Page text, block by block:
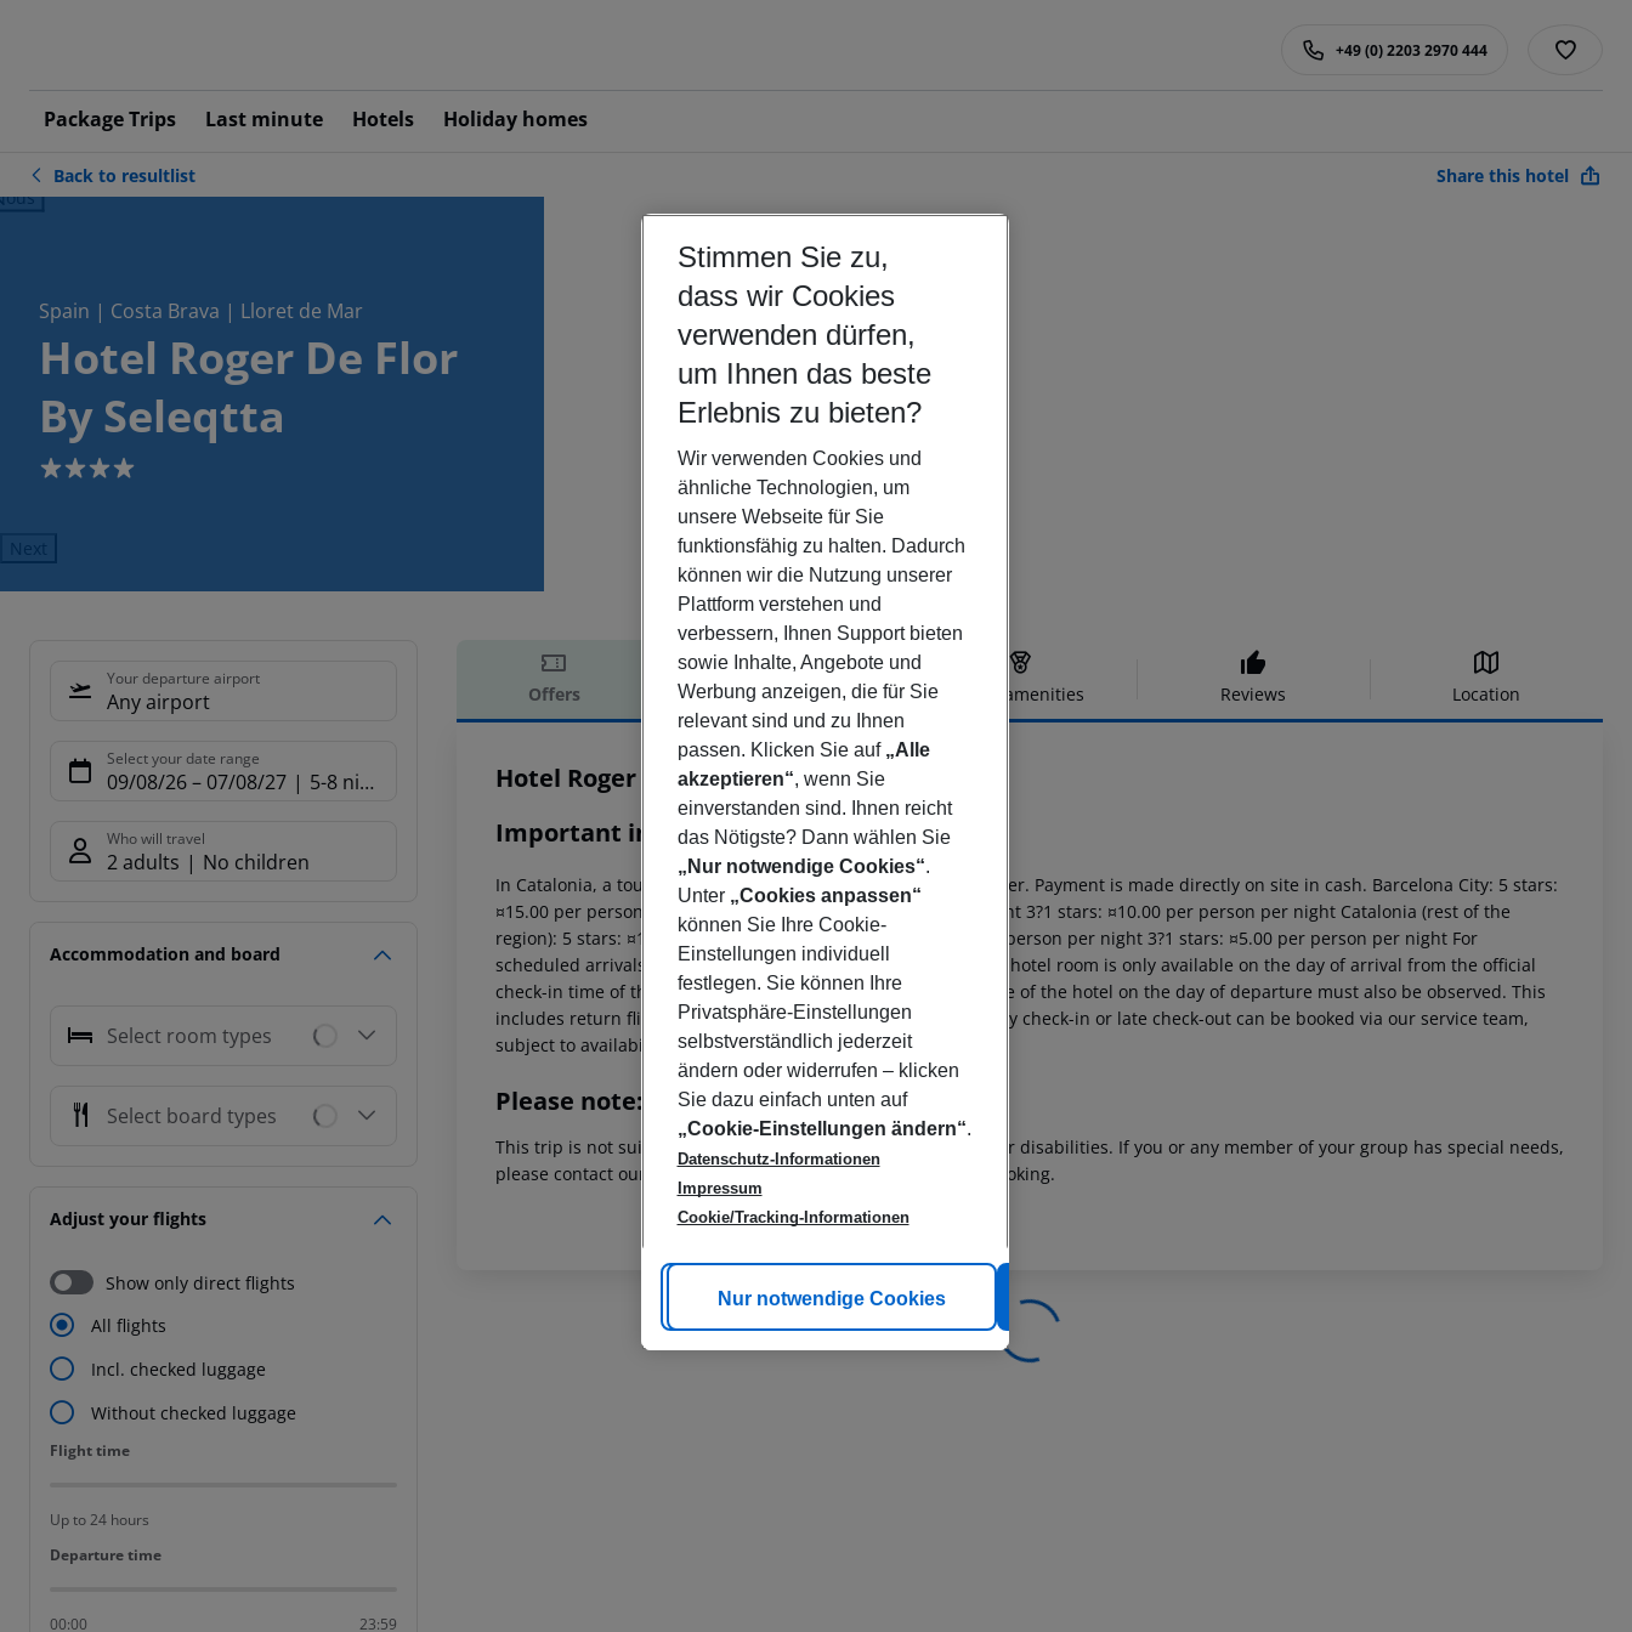
Package Trips Last minute Hotels Holiday homes
+49 (0) 2203 2970 444
Back to resultlist Share this hotel
Spain | Costa Brava | Lloret de Mar
Hotel Roger De Flor
By Seleqtta
4
Next
Your departure airport
Any airport
Select your date range
09/08/26– 07/08/27 5-8 nights
Who will travel
2 adults No children
Accommodation and board
Select room types
Select board types
Adjust your flights
Show only direct flights
All flights
Incl. checked luggage
Without checked luggage
Flight time
Flight time
Up to 24 hours
Departure time
Departure time
00:00 23:59
Offers Offer description Hotel amenities Reviews Location
Offer description
Hotel Roger De Flor By Seleqtta
4
Important info
In Catalonia, a tourism tax is levied for persons aged 16 and over. Payment is made directly on site in cash. Barcelona City: 5 stars:
¤15.00 per person per night 4 stars: ¤12.00 per person per night 3?1 stars: ¤10.00 per person per night Catalonia (rest of the
region): 5 stars: ¤10.00 per person per night 4 stars: ¤7.00 per person per night 3?1 stars: ¤5.00 per person per night For
scheduled arrivals in the destination area from 04:00 a.m., the hotel room is only available on the day of arrival from the official
check-in time of the respective hotel. The official check-out time of the hotel on the day of departure must also be observed. This
includes return flights until 3.00 a.m. on the following day. Early check-in or late check-out can be booked via our service team,
subject to availability and for an additional charge.
Please note:
This trip is not suitable for passengers with reduced mobility or disabilities. If you or any member of your group has special needs,
please contact our customer service before confirming your booking.
Stimmen Sie zu,
dass wir Cookies
verwenden dürfen,
um Ihnen das beste
Erlebnis zu bieten?
Wir verwenden Cookies und
ähnliche Technologien, um
unsere Webseite für Sie
funktionsfähig zu halten. Dadurch
können wir die Nutzung unserer
Plattform verstehen und
verbessern, Ihnen Support bieten
sowie Inhalte, Angebote und
Werbung anzeigen, die für Sie
relevant sind und zu Ihnen
passen. Klicken Sie auf „Alle
akzeptieren“, wenn Sie
einverstanden sind. Ihnen reicht
das Nötigste? Dann wählen Sie
„Nur notwendige Cookies“.
Unter „Cookies anpassen“
können Sie Ihre Cookie-
Einstellungen individuell
festlegen. Sie können Ihre
Privatsphäre-Einstellungen
selbstverständlich jederzeit
ändern oder widerrufen – klicken
Sie dazu einfach unten auf
„Cookie-Einstellungen ändern“.
Datenschutz-Informationen
Impressum
Cookie/Tracking-Informationen
Cookie anpassen
Nur notwendige Cookies